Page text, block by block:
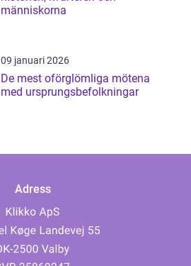
människorna
09 januari 2026
De mest oförglömliga mötena
med ursprungsbefolkningar
Adress